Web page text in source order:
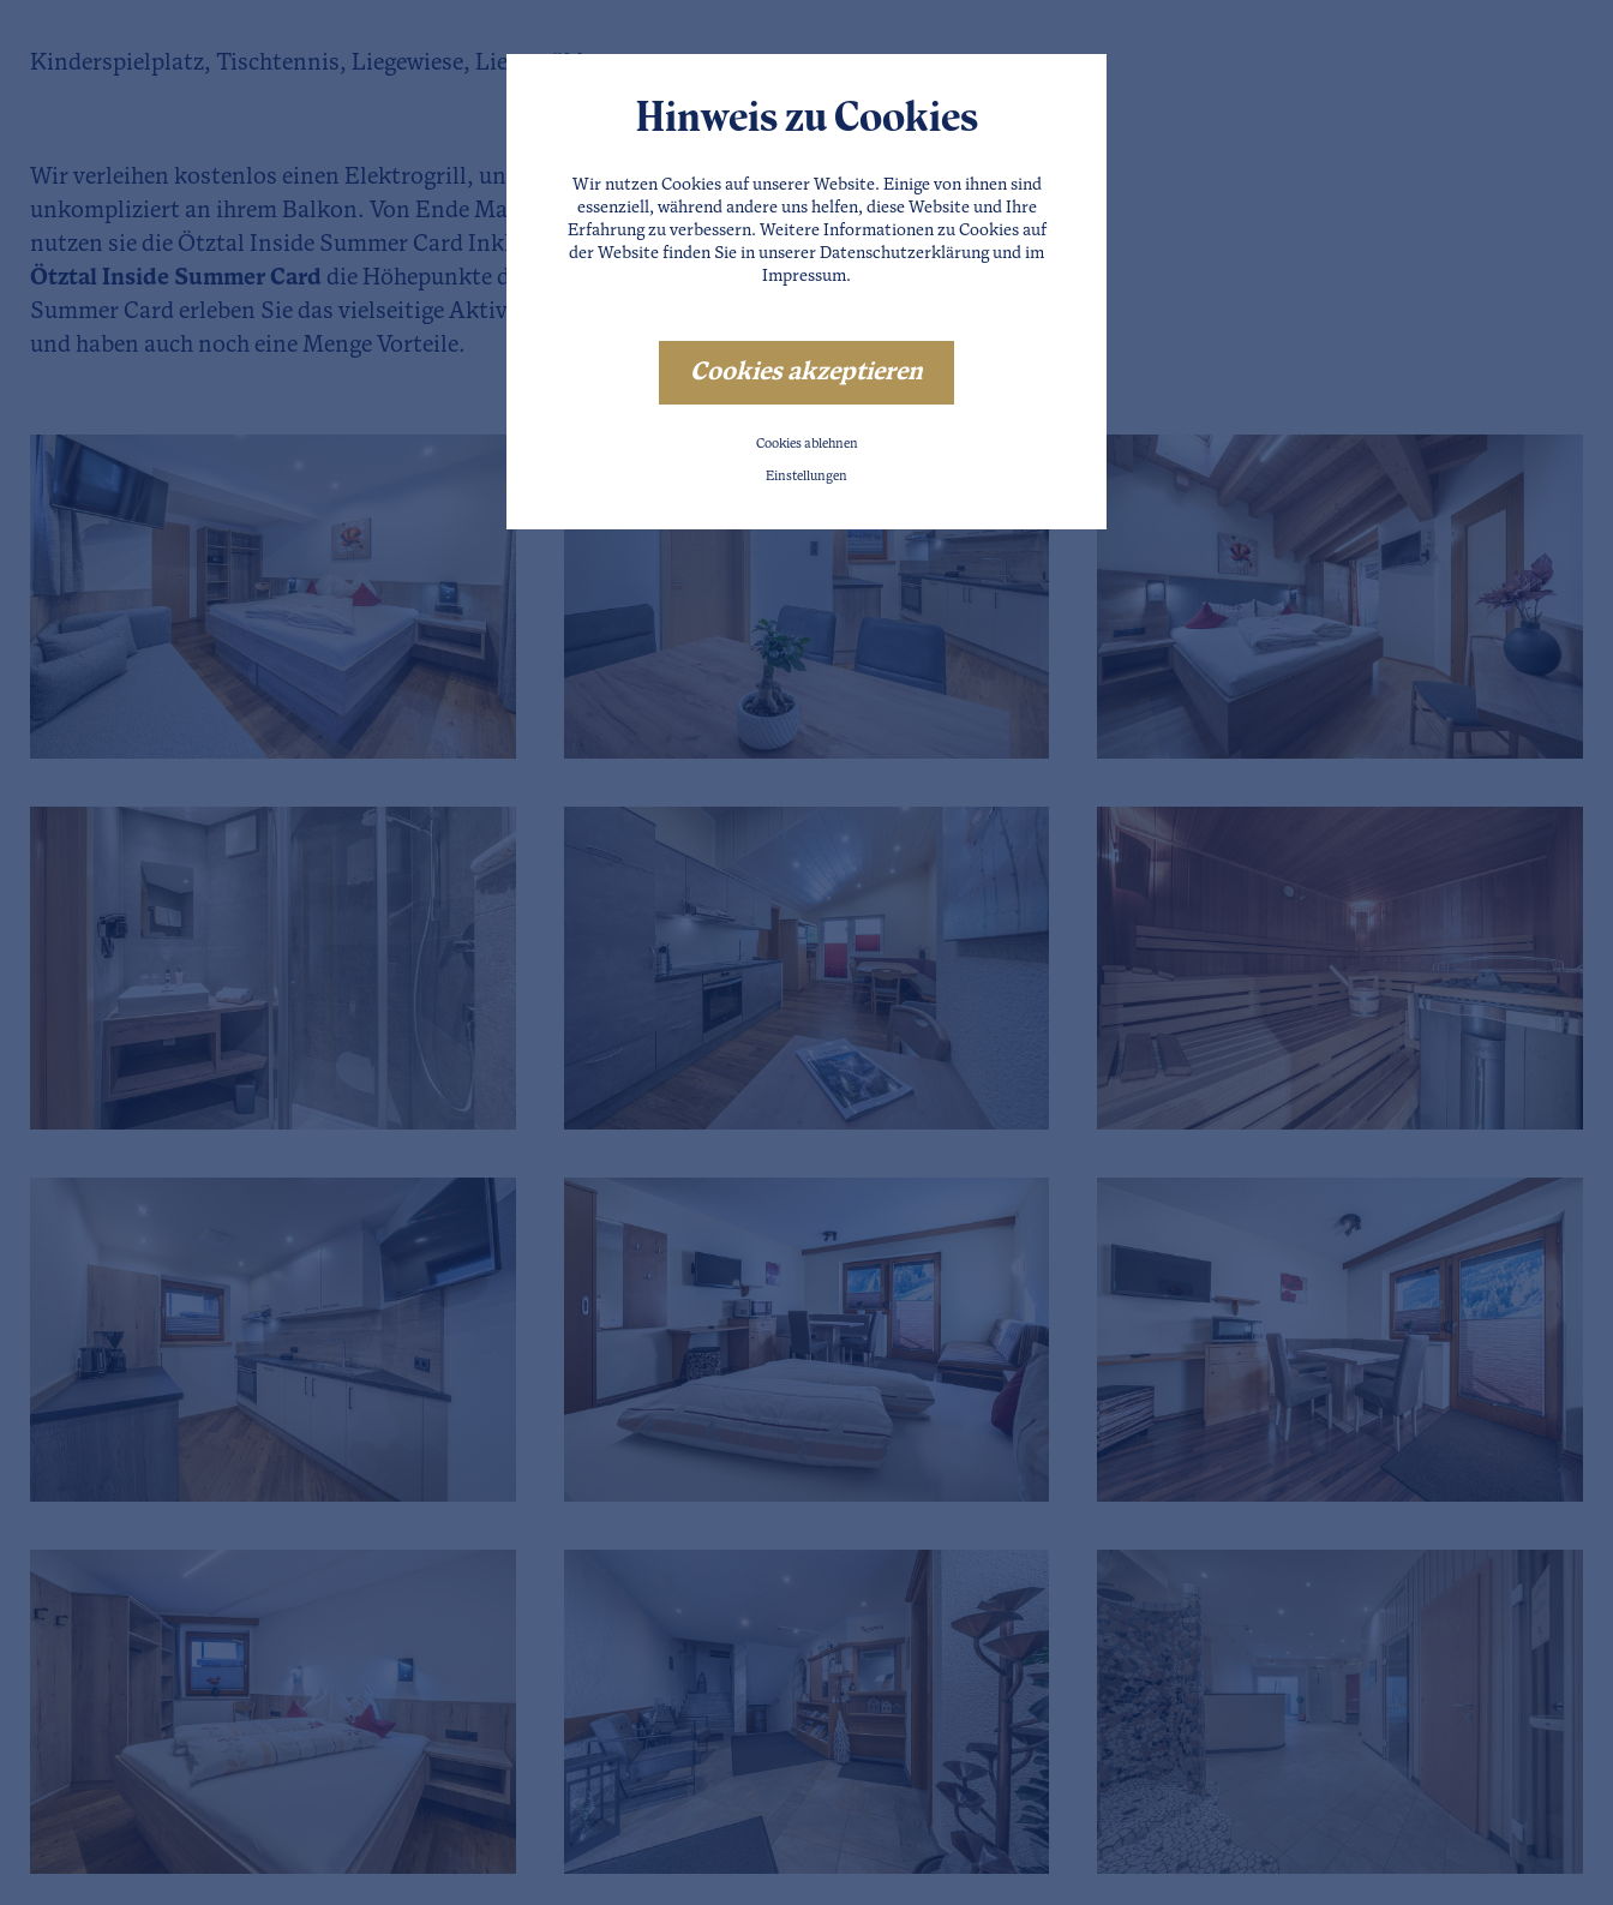
Kinderspielplatz, Tischtennis, Liegewiese, Liegestühle,
Wir verleihen kostenlos einen Elektrogrill, und sie Grillen ganz
unkompliziert an ihrem Balkon. Von Ende Mai bis anfang Oktober
nutzen sie die Ötztal Inside Summer Card Inklusive. Erleben Sie mit der
Ötztal Inside Summer Card die Höhepunkte des Ötztals. Mit der
Summer Card erleben Sie das vielseitige Aktiv-programm unseres Tals
und haben auch noch eine Menge Vorteile.
Hinweis zu Cookies
Wir nutzen Cookies auf unserer Website. Einige von ihnen sind
essenziell, während andere uns helfen, diese Website und Ihre
Erfahrung zu verbessern. Weitere Informationen zu Cookies auf
der Website finden Sie in unserer Datenschutzerklärungund im
Impressum.
Cookies akzeptieren
Cookies ablehnen
Einstellungen